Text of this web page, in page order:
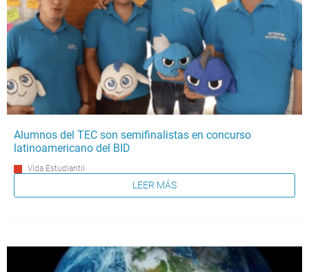
Alumnos del TEC son semifinalistas en concurso
latinoamericano del BID
Vida Estudiantil
LEER MÁS